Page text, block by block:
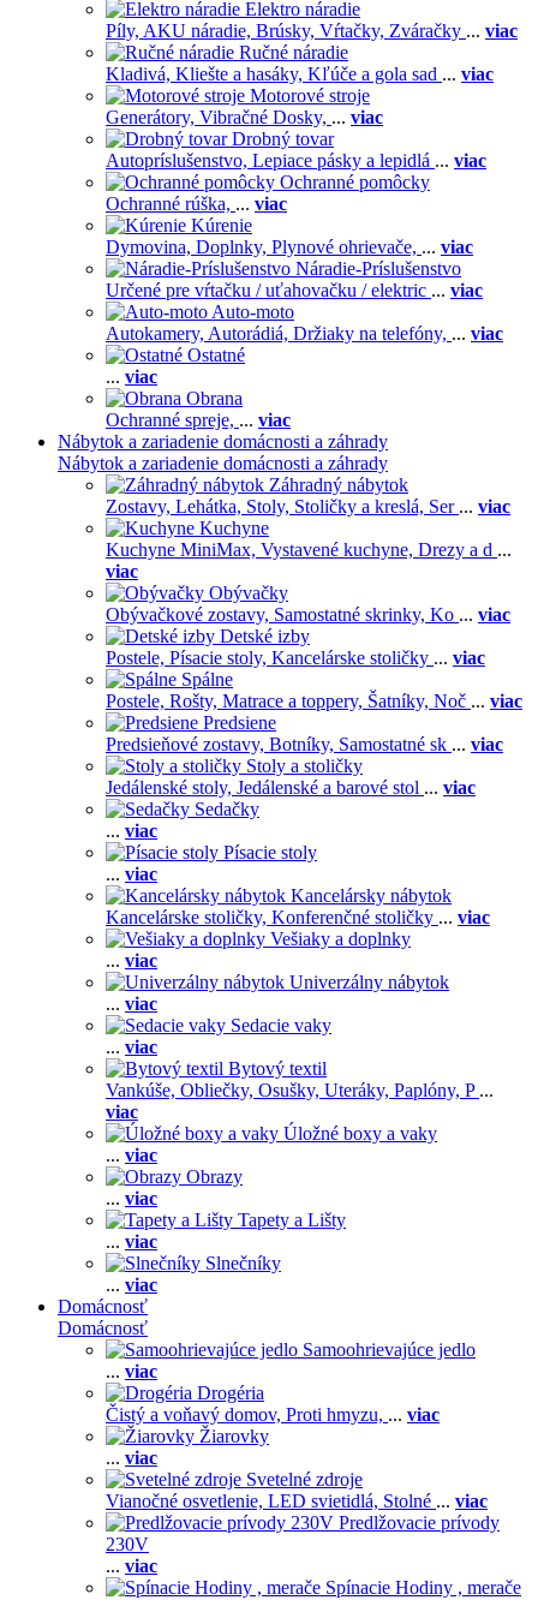
Elektro náradie
Píly, AKU náradie, Brúsky, Vŕtačky, Zváračky ... viac
Ručné náradie
Kladivá, Kliešte a hasáky, Kľúče a gola sad ... viac
Motorové stroje
Generátory, Vibračné Dosky, ... viac
Drobný tovar
Autopríslušenstvo, Lepiace pásky a lepidlá ... viac
Ochranné pomôcky
Ochranné rúška, ... viac
Kúrenie
Dymovina, Doplnky, Plynové ohrievače, ... viac
Náradie-Príslušenstvo
Určené pre vŕtačku / uťahovačku / elektric ... viac
Auto-moto
Autokamery, Autorádiá, Držiaky na telefóny, ... viac
Ostatné
... viac
Obrana
Ochranné spreje, ... viac
Nábytok a zariadenie domácnosti a záhrady
Nábytok a zariadenie domácnosti a záhrady
Záhradný nábytok
Zostavy, Lehátka, Stoly, Stoličky a kreslá, Ser ... viac
Kuchyne
Kuchyne MiniMax, Vystavené kuchyne, Drezy a d ...
viac
Obývačky
Obývačkové zostavy, Samostatné skrinky, Ko ... viac
Detské izby
Postele, Písacie stoly, Kancelárske stoličky ... viac
Spálne
Postele, Rošty, Matrace a toppery, Šatníky, Noč ... viac
Predsiene
Predsieňové zostavy, Botníky, Samostatné sk ... viac
Stoly a stoličky
Jedálenské stoly, Jedálenské a barové stol ... viac
Sedačky
... viac
Písacie stoly
... viac
Kancelársky nábytok
Kancelárske stoličky, Konferenčné stoličky ... viac
Vešiaky a doplnky
... viac
Univerzálny nábytok
... viac
Sedacie vaky
... viac
Bytový textil
Vankúše, Obliečky, Osušky, Uteráky, Paplóny, P ...
viac
Úložné boxy a vaky
... viac
Obrazy
... viac
Tapety a Lišty
... viac
Slnečníky
... viac
Domácnosť
Domácnosť
Samoohrievajúce jedlo
... viac
Drogéria
Čistý a voňavý domov, Proti hmyzu, ... viac
Žiarovky
... viac
Svetelné zdroje
Vianočné osvetlenie, LED svietidlá, Stolné ... viac
Predlžovacie prívody
230V
... viac
Spínacie Hodiny , merače